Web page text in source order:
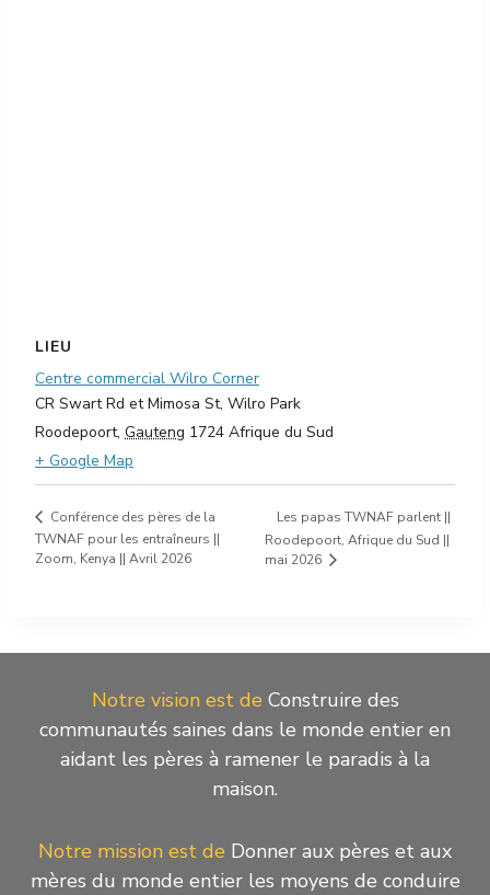
LIEU
Centre commercial Wilro Corner
CR Swart Rd et Mimosa St, Wilro Park
Roodepoort, Gauteng 1724 Afrique du Sud
+ Google Map
Conférence des pères de la
TWNAF pour les entraîneurs ||
Zoom, Kenya || Avril 2026
Les papas TWNAF parlent ||
Roodepoort, Afrique du Sud ||
mai 2026
Notre vision est de Construire des
communautés saines dans le monde entier en
aidant les pères à ramener le paradis à la
maison.
Notre mission est de Donner aux pères et aux
mères du monde entier les moyens de conduire